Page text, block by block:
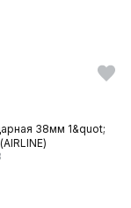
38мм 1&quot;